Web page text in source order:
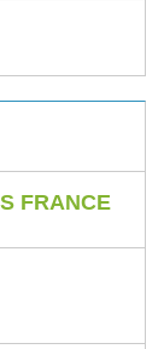
FRANCE